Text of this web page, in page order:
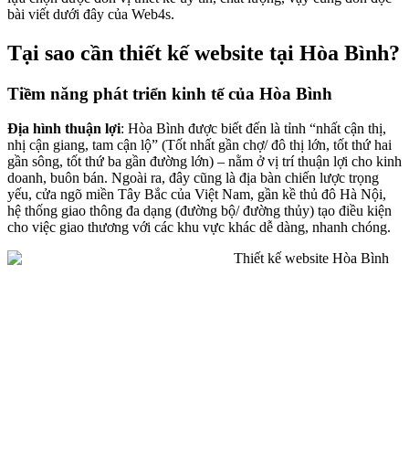
bài viết dưới đây của Web4s.
Tại sao cần thiết kế website tại Hòa Bình?
Tiềm năng phát triển kinh tế của Hòa Bình
Địa hình thuận lợi: Hòa Bình được biết đến là tỉnh “nhất cận thị,
nhị cận giang, tam cận lộ” (Tốt nhất gần chợ/ đô thị lớn, tốt thứ hai
gần sông, tốt thứ ba gần đường lớn) – nằm ở vị trí thuận lợi cho kinh
doanh, buôn bán. Ngoài ra, đây cũng là địa bàn chiến lược trọng
yếu, cửa ngõ miền Tây Bắc của Việt Nam, gần kề thủ đô Hà Nội,
hệ thống giao thông đa dạng (đường bộ/ đường thủy) tạo điều kiện
cho việc giao thương với các khu vực khác dễ dàng, nhanh chóng.